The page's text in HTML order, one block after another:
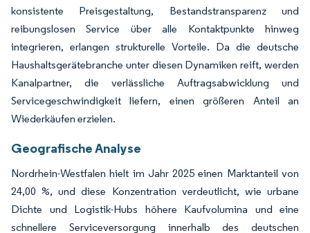
konsistente Preisgestaltung, Bestandstransparenz und
reibungslosen Service über alle Kontaktpunkte hinweg
integrieren, erlangen strukturelle Vorteile. Da die deutsche
Haushaltsgerätebranche unter diesen Dynamiken reift, werden
Kanalpartner, die verlässliche Auftragsabwicklung und
Servicegeschwindigkeit liefern, einen größeren Anteil an
Wiederkäufen erzielen.
Geografische Analyse
Nordrhein-Westfalen hielt im Jahr 2025 einen Marktanteil von
24,00 %, und diese Konzentration verdeutlicht, wie urbane
Dichte und Logistik-Hubs höhere Kaufvolumina und eine
schnellere Serviceversorgung innerhalb des deutschen